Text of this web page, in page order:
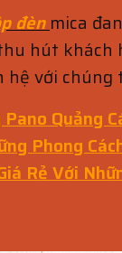
đèn mica
hút
hệ với chúng
Quảng
Phong
Rẻ Với